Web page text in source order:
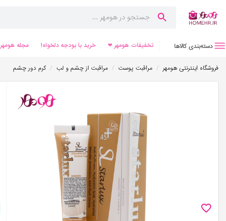
دسته‌بندی کالاها تخفیفات هومهر ❤ خرید با بودجه دلخواه! مجله هومهر
فروشگاه اینترنتی هومهر / مراقبت پوست / مراقبت از چشم و لب / کرم دور چشم